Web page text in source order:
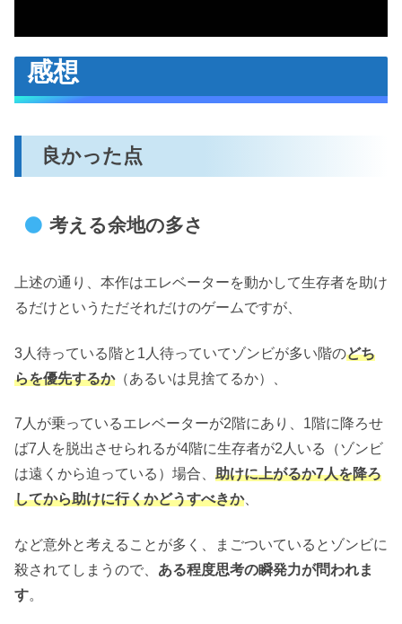
感想
良かった点
考える余地の多さ
上述の通り、本作はエレベーターを動かして生存者を助け
るだけというただそれだけのゲームですが、
3人待っている階と1人待っていてゾンビが多い階のどち
らを優先するか（あるいは見捨てるか）、
7人が乗っているエレベーターが2階にあり、1階に降ろせ
ば7人を脱出させられるが4階に生存者が2人いる（ゾンビ
は遠くから迫っている）場合、 助けに上がるか7人を降ろ
してから助けに行くかどうすべきか、
など意外と考えることが多く、まごついているとゾンビに
殺されてしまうので、 ある程度思考の瞬発力が問われま
す。